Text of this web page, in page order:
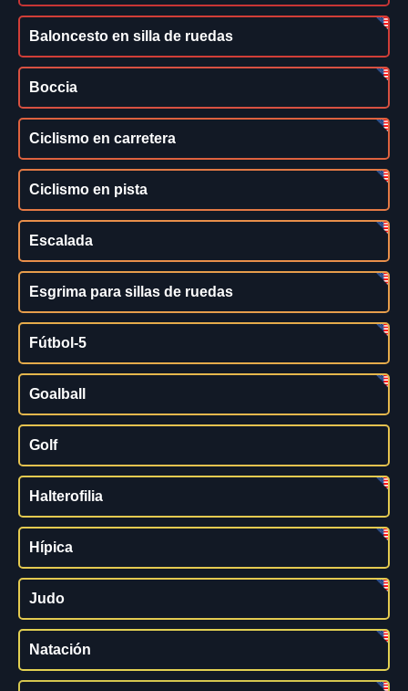
Baloncesto en silla de ruedas
Boccia
Ciclismo en carretera
Ciclismo en pista
Escalada
Esgrima para sillas de ruedas
Fútbol-5
Goalball
Golf
Halterofilia
Hípica
Judo
Natación